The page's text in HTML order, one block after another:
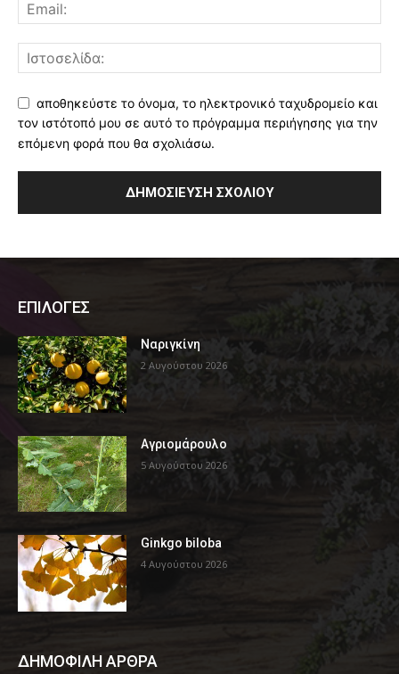
αποθηκεύστε το όνομα, το ηλεκτρονικό ταχυδρομείο και
τον ιστότοπό μου σε αυτό το πρόγραμμα περιήγησης για την
επόμενη φορά που θα σχολιάσω.
ΕΠΙΛΟΓΕΣ
Ναριγκίνη
2 Αυγούστου 2026
Αγριομάρουλο
5 Αυγούστου 2026
Ginkgo biloba
4 Αυγούστου 2026
ΔΗΜΟΦΙΛΗ ΑΡΘΡΑ